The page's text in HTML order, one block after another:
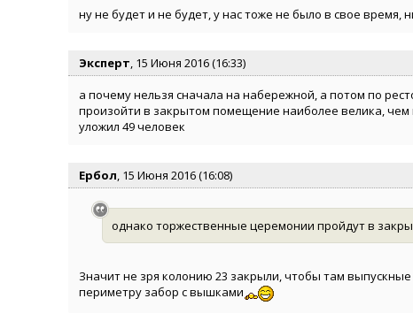
ну не будет и не будет, у нас тоже не было в свое время,
Эксперт , 15 Июня 2016 (16:33)
а почему нельзя сначала на набережной, а потом по
произойти в закрытом помещение наиболее велика,
уложил 49 человек
Ербол , 15 Июня 2016 (16:08)
однако торжественные церемонии пройдут в
Значит не зря колонию 23 закрыли, чтобы там
периметру забор с вышками